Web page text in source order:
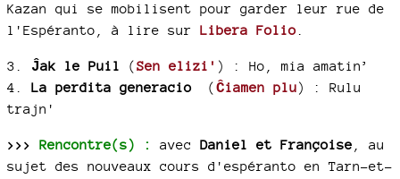
Kazan qui se mobilisent pour garder leur rue de
l'Espéranto, à lire sur Libera Folio
3. Ĵak le Puil (Sen elizi' ) : Ho, mia amatin’
4.
La perdita generacio (Ĉiamen plu) :
Rulu
trajn'
>>> Rencontre(s) : avec Daniel et Françoise , au
sujet des nouveaux cours d'espéranto en Tarn-et-